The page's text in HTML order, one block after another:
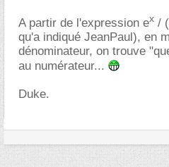
A partir de l'expression ex /
qu'a indiqué JeanPaul), en
dénominateur, on trouve
au numérateur...
Duke.